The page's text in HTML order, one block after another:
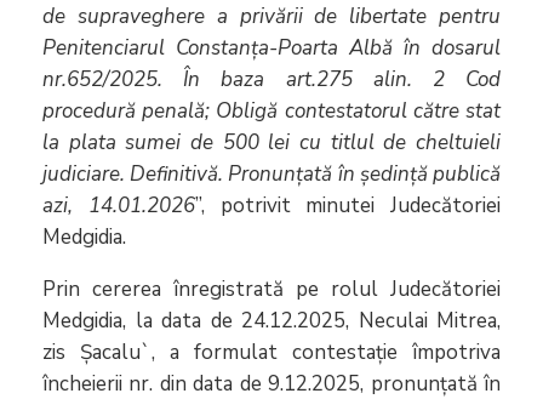
de supraveghere a privării de libertate pentru
Penitenciarul Constanţa-Poarta Albă în dosarul
nr.652/2025. În baza art.275 alin. 2 Cod
procedură penală; Obligă contestatorul către stat
la plata sumei de 500 lei cu titlul de cheltuieli
judiciare. Definitivă. Pronunţată în şedinţă publică
azi, 14.01.2026”, potrivit minutei Judecătoriei
Medgidia.
Prin cererea înregistrată pe rolul Judecătoriei
Medgidia, la data de 24.12.2025, Neculai Mitrea,
zis Șacalu`, a formulat contestație împotriva
încheierii nr. din data de 9.12.2025, pronunţată în